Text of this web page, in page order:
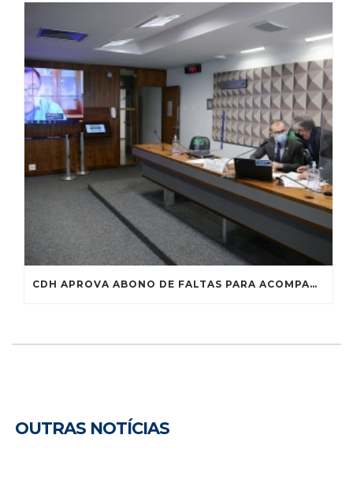
CDH APROVA ABONO DE FALTAS PARA ACOMPANHAR DEPENDENTE HOSPITALIZADO
OUTRAS NOTÍCIAS